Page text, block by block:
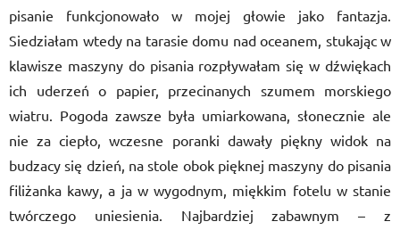
pisanie funkcjonowało w mojej głowie jako fantazja.
Siedziałam wtedy na tarasie domu nad oceanem, stukając w
klawisze maszyny do pisania rozpływałam się w dźwiękach
ich uderzeń o papier, przecinanych szumem morskiego
wiatru. Pogoda zawsze była umiarkowana, słonecznie ale
nie za ciepło, wczesne poranki dawały piękny widok na
budzacy się dzień, na stole obok pięknej maszyny do pisania
filiżanka kawy, a ja w wygodnym, miękkim fotelu w stanie
twórczego uniesienia. Najbardziej zabawnym – z